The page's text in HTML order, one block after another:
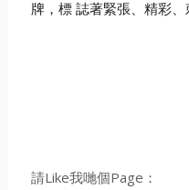
牌，標 誌著緊張、精彩、
請Like我哋個Page：